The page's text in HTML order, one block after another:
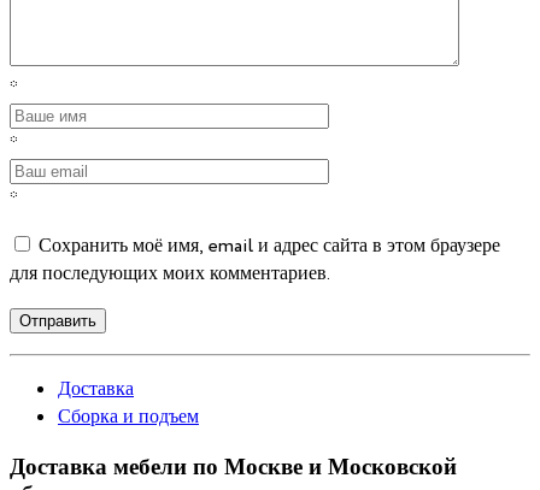
*
*
*
Сохранить моё имя, email и адрес сайта в этом браузере
для последующих моих комментариев.
Отправить
Доставка
Сборка и подъем
Доставка мебели по Москве и Московской